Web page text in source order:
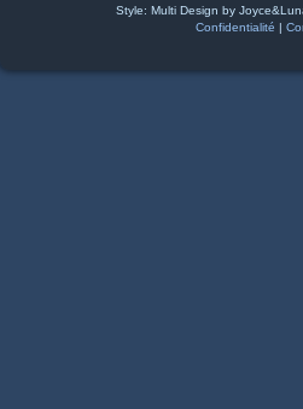
Style: Multi Design by
Confidentialité |